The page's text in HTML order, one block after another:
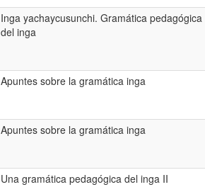
Inga yachaycusunchi. Gramática pedagógica
del inga
Apuntes sobre la gramática inga
Apuntes sobre la gramática inga
Una gramática pedagógica del inga II